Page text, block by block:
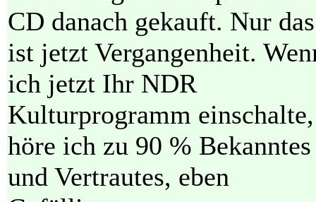
CD danach gekauft. Nur das
ist jetzt Vergangenheit.
ich jetzt Ihr NDR
Kulturprogramm einschalte,
höre ich zu 90 % Bekanntes
und Vertrautes, eben